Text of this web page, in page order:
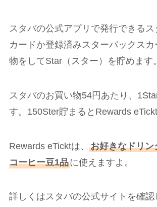
スタバの公式アプリで発行できるス
カードか登録済みスターバックス
物をしてStar（スター）を貯めます。
スタバのお買い物54円あたり、
す。150Ster貯まるとRewards eTickt
Rewards eTicktは、 お好きなドリン
コーヒー豆1品に使えますよ。
詳しくはスタバの公式サイトを確認